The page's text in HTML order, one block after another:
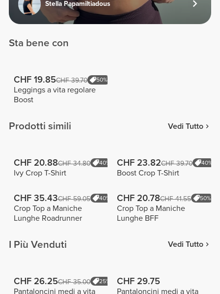
Stella Papamiltiadous
Sta bene con
CHF 19.85CHF 39.70 50%
Leggings a vita regolare
Boost
Prodotti simili Vedi Tutto
CHF 20.88CHF 34.80 40%
Ivy Crop T-Shirt
CHF 23.82CHF 39.70 40%
Boost Crop T-Shirt
CHF 35.43CHF 59.05 40%
Crop Top a Maniche
Lunghe Roadrunner
CHF 20.78CHF 41.55 50%
Crop Top a Maniche
Lunghe BFF
I Più Venduti Vedi Tutto
CHF 26.25CHF 35.00 25%
Pantaloncini medi a vita
CHF 29.75
Pantaloncini medi a vita